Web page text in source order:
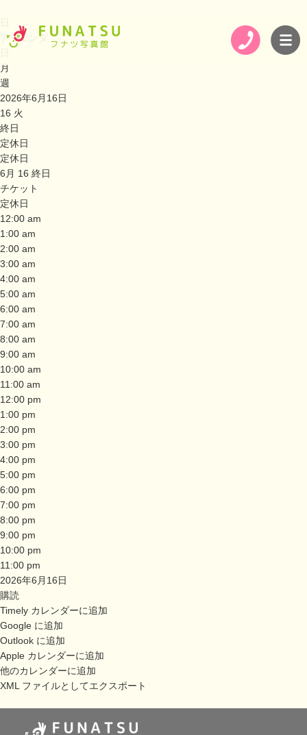
アジェンダ
月
週
2026年6月16日
16 火
終日
定休日
定休日
6月 16 終日
チケット
定休日
12:00 am
1:00 am
2:00 am
3:00 am
4:00 am
5:00 am
6:00 am
7:00 am
8:00 am
9:00 am
10:00 am
11:00 am
12:00 pm
1:00 pm
2:00 pm
3:00 pm
4:00 pm
5:00 pm
6:00 pm
7:00 pm
8:00 pm
9:00 pm
10:00 pm
11:00 pm
2026年6月16日
購読
Timely カレンダーに追加
Google に追加
Outlook に追加
Apple カレンダーに追加
他のカレンダーに追加
XML ファイルとしてエクスポート